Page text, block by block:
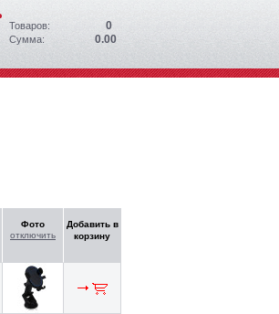
Товаров: 0
Сумма: 0.00
Фото
отключить
Добавить в
корзину